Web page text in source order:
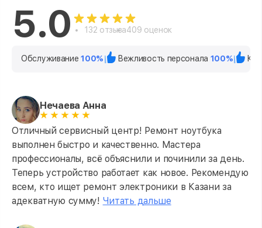
5.0 132 отзыва409 оценок
Обслуживание100% Вежливость персонала 100%
Нечаева Анна
Отличный сервисный центр! Ремонт ноутбука
выполнен быстро и качественно. Мастера
профессионалы, всё объяснили и починили за день.
Теперь устройство работает как новое. Рекомендую
всем, кто ищет ремонт электроники в Казани за
адекватную сумму! Читать дальше